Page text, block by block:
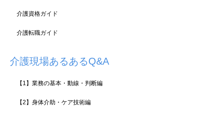
介護資格ガイド
介護転職ガイド
介護現場あるあるQ&A
【1】業務の基本・動線・判断編
【2】身体介助・ケア技術編